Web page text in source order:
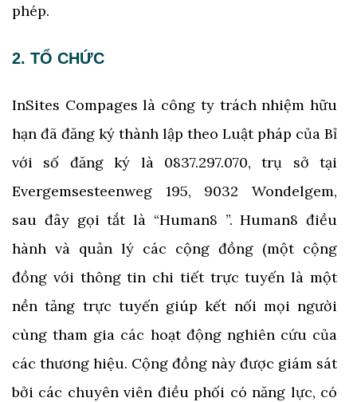
phép.
2. TỔ CHỨC
InSites Compages là công ty trách nhiệm hữu
hạn đã đăng ký thành lập theo Luật pháp của Bỉ
với số đăng ký là 0837.297.070, trụ sở tại
Evergemsesteenweg 195, 9032 Wondelgem,
sau đây gọi tắt là “Human8 ”. Human8 điều
hành và quản lý các cộng đồng (một cộng
đồng với thông tin chi tiết trực tuyến là một
nền tảng trực tuyến giúp kết nối mọi người
cùng tham gia các hoạt động nghiên cứu của
các thương hiệu. Cộng đồng này được giám sát
bởi các chuyên viên điều phối có năng lực, có